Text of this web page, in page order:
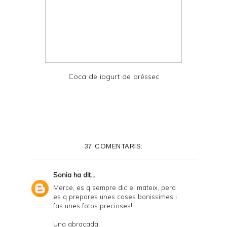
Coca de iogurt de préssec
37 COMENTARIS:
Sonia ha dit...
Merce, es q sempre dic el mateix, pero
es q prepares unes coses bonissimes i
fas unes fotos precioses!
Una abraçada,